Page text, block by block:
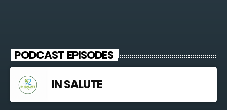
PODCAST EPISODES
IN SALUTE